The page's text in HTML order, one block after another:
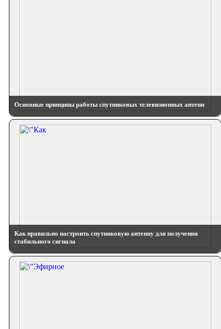
Основные принципы работы спутниковых телевизионных антенн
Как правильно настроить спутниковую антенну для получения
стабильного сигнала